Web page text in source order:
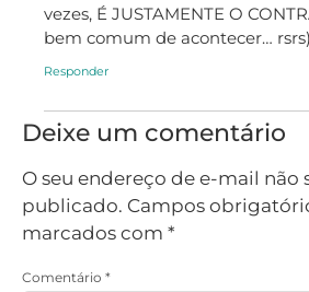
vezes, É JUSTAMENTE O
bem comum de acontecer… rsrs)
Responder
Deixe um comentário
O seu endereço de e-mail não
publicado. Campos
marcados com *
Comentário *